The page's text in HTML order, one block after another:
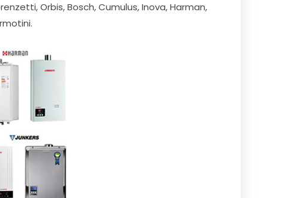
Orbis, Bosch, Cumulus, Inova, Harman,